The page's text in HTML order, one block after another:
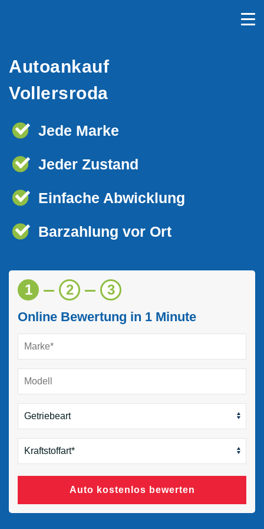
Autoankauf
Vollersroda
Jede Marke
Jeder Zustand
Einfache Abwicklung
Barzahlung vor Ort
1 2 3
Online Bewertung in 1 Minute
Auto kostenlos bewerten